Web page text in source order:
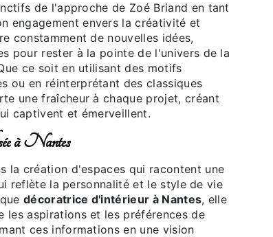
de l'approche de Zoé Briand en tant
engagement envers la créativité et
constamment de nouvelles idées,
pour rester à la pointe de l'univers de la
ce soit en utilisant des motifs
ou en réinterprétant des classiques
une fraîcheur à chaque projet, créant
captivent et émerveillent.
à Nantes
la création d'espaces qui racontent une
reflète la personnalité et le style de vie
décoratrice d'intérieur à Nantes, elle
les aspirations et les préférences de
ces informations en une vision